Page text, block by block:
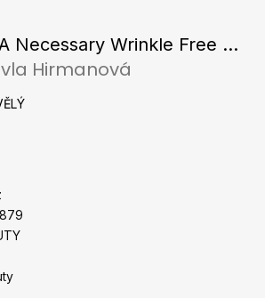
VELLA Necessary Wrinkle Free Ampoule - Protivrásková ampule s kolagenovými vlákny a zlatým práškem 50 ml
produktu je 5 z 5 hvězdiček.
Hirmanová